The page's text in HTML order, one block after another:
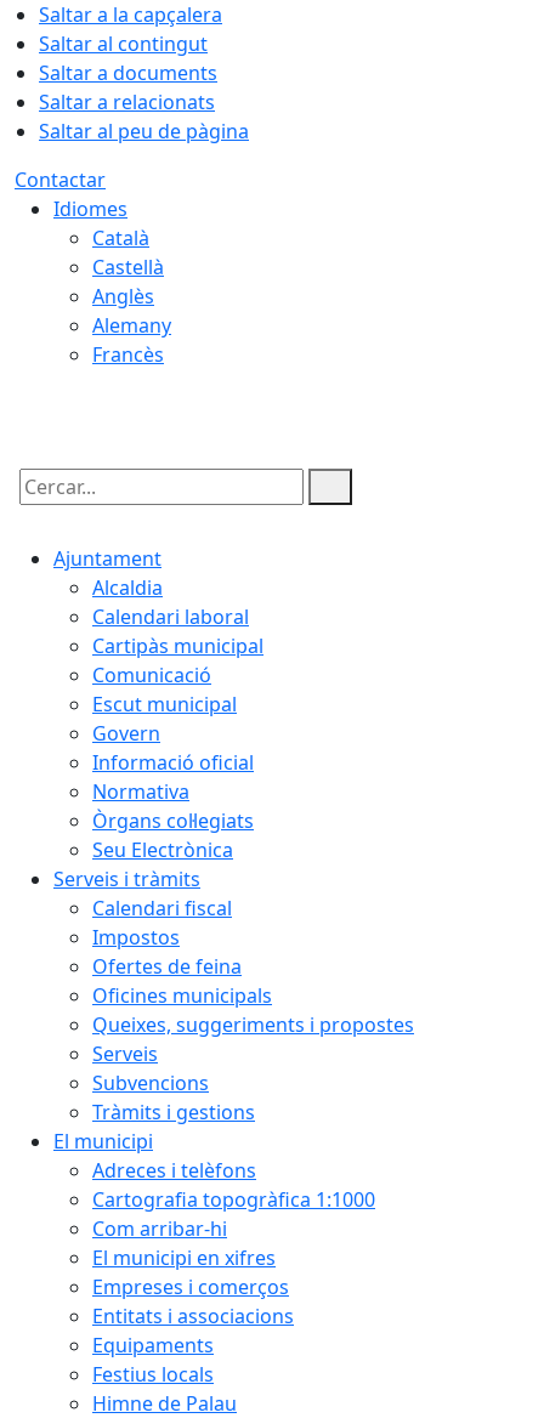
Saltar a la capçalera
Saltar al contingut
Saltar a documents
Saltar a relacionats
Saltar al peu de pàgina
Contactar
Idiomes
Català
Castellà
Anglès
Alemany
Francès
Cercar:
Ajuntament
Alcaldia
Calendari laboral
Cartipàs municipal
Comunicació
Escut municipal
Govern
Informació oficial
Normativa
Òrgans col·legiats
Seu Electrònica
Serveis i tràmits
Calendari fiscal
Impostos
Ofertes de feina
Oficines municipals
Queixes, suggeriments i propostes
Serveis
Subvencions
Tràmits i gestions
El municipi
Adreces i telèfons
Cartografia topogràfica 1:1000
Com arribar-hi
El municipi en xifres
Empreses i comerços
Entitats i associacions
Equipaments
Festius locals
Himne de Palau